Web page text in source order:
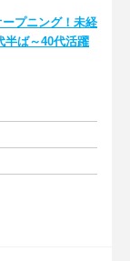
ープニング！未経
ば～40代活躍